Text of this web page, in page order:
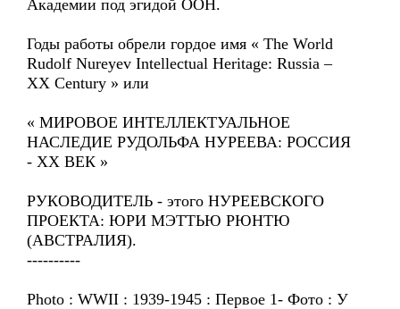
Академии под эгидой ООН.
Годы работы обрели гордое имя « The World
Rudolf Nureyev Intellectual Heritage: Russia –
XX Century » или
« МИРОВОЕ ИНТЕЛЛЕКТУАЛЬНОЕ
НАСЛЕДИЕ РУДОЛЬФА НУРЕЕВА: РОССИЯ
- ХХ ВЕК »
РУКОВОДИТЕЛЬ - этого НУРЕЕВСКОГО
ПРОЕКТА: ЮРИ МЭТТЬЮ РЮНТЮ
(АВСТРАЛИЯ).
----------
Photo : WWII : 1939-1945 : Первое 1- Фото : У